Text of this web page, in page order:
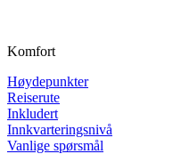
Komfort
Høydepunkter
Reiserute
Inkludert
Innkvarteringsnivå
Vanlige spørsmål